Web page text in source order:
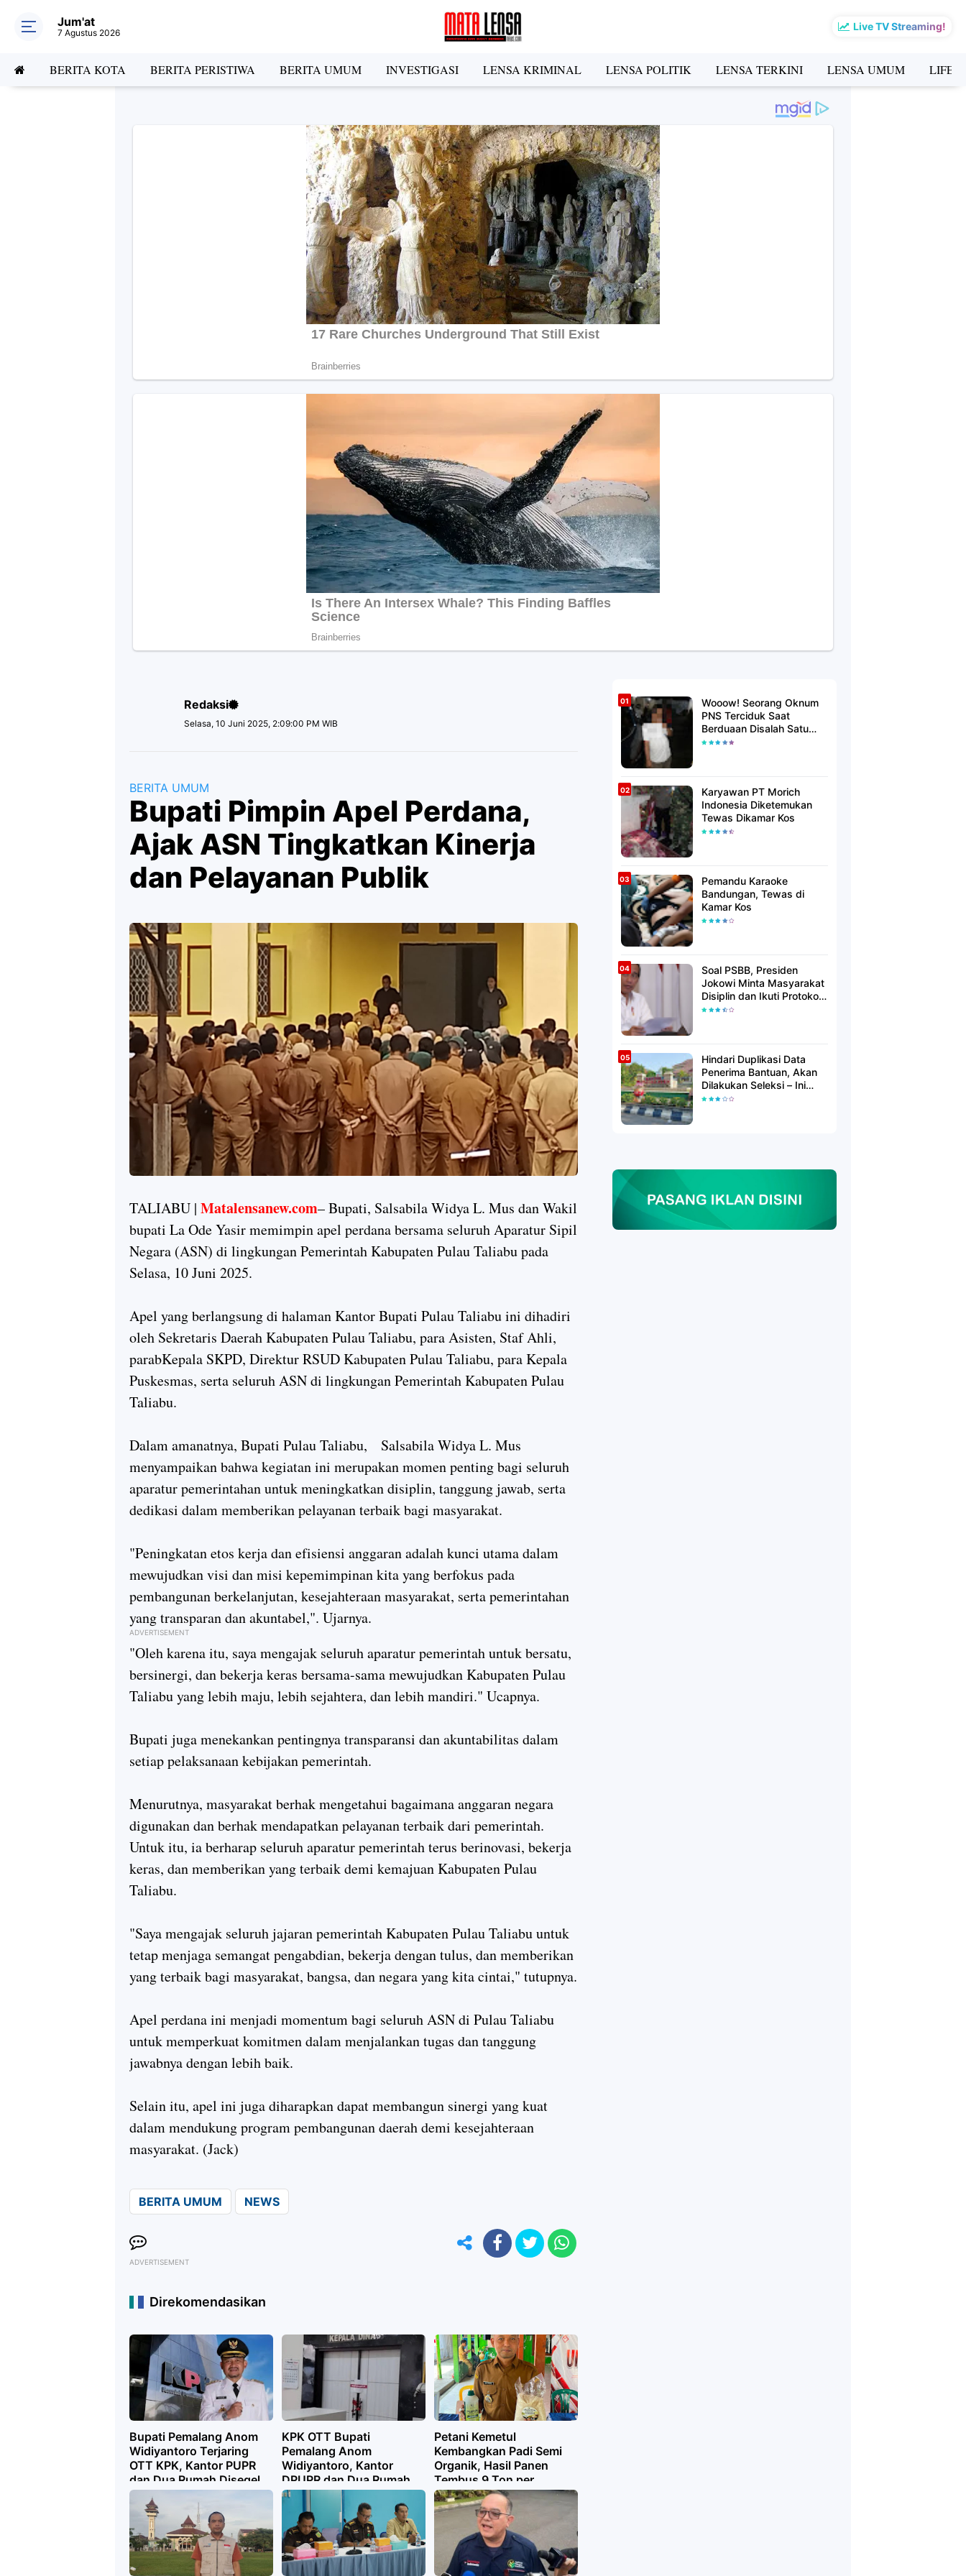
Live TV Streaming!
Jum'at
7 Agustus 2026
BERITA KOTA BERITA PERISTIWA BERITA UMUM INVESTIGASI LENSA KRIMINAL LENSA POLITIK LENSA TERKINI LENSA UMUM
Redaksi
Selasa, 10 Juni 2025, 2:09:00 PM WIB
BERITA UMUM
Bupati Pimpin Apel Perdana,
Ajak ASN Tingkatkan Kinerja
dan Pelayanan Publik
TALIABU | Matalensanew.com– Bupati, Salsabila Widya L. Mus dan Wakil
bupati La Ode Yasir memimpin apel perdana bersama seluruh Aparatur Sipil
Negara (ASN) di lingkungan Pemerintah Kabupaten Pulau Taliabu pada
Selasa, 10 Juni 2025.
Apel yang berlangsung di halaman Kantor Bupati Pulau Taliabu ini dihadiri
oleh Sekretaris Daerah Kabupaten Pulau Taliabu, para Asisten, Staf Ahli,
parabKepala SKPD, Direktur RSUD Kabupaten Pulau Taliabu, para Kepala
Puskesmas, serta seluruh ASN di lingkungan Pemerintah Kabupaten Pulau
Taliabu.
Dalam amanatnya, Bupati Pulau Taliabu, Salsabila Widya L. Mus
menyampaikan bahwa kegiatan ini merupakan momen penting bagi seluruh
aparatur pemerintahan untuk meningkatkan disiplin, tanggung jawab, serta
dedikasi dalam memberikan pelayanan terbaik bagi masyarakat.
"Peningkatan etos kerja dan efisiensi anggaran adalah kunci utama dalam
mewujudkan visi dan misi kepemimpinan kita yang berfokus pada
pembangunan berkelanjutan, kesejahteraan masyarakat, serta pemerintahan
yang transparan dan akuntabel,". Ujarnya.
ADVERTISEMENT
"Oleh karena itu, saya mengajak seluruh aparatur pemerintah untuk bersatu,
bersinergi, dan bekerja keras bersama-sama mewujudkan Kabupaten Pulau
Taliabu yang lebih maju, lebih sejahtera, dan lebih mandiri." Ucapnya.
Bupati juga menekankan pentingnya transparansi dan akuntabilitas dalam
setiap pelaksanaan kebijakan pemerintah.
Menurutnya, masyarakat berhak mengetahui bagaimana anggaran negara
digunakan dan berhak mendapatkan pelayanan terbaik dari pemerintah.
Untuk itu, ia berharap seluruh aparatur pemerintah terus berinovasi, bekerja
keras, dan memberikan yang terbaik demi kemajuan Kabupaten Pulau
Taliabu.
"Saya mengajak seluruh jajaran pemerintah Kabupaten Pulau Taliabu untuk
tetap menjaga semangat pengabdian, bekerja dengan tulus, dan memberikan
yang terbaik bagi masyarakat, bangsa, dan negara yang kita cintai," tutupnya.
Apel perdana ini menjadi momentum bagi seluruh ASN di Pulau Taliabu
untuk memperkuat komitmen dalam menjalankan tugas dan tanggung
jawabnya dengan lebih baik.
Selain itu, apel ini juga diharapkan dapat membangun sinergi yang kuat
dalam mendukung program pembangunan daerah demi kesejahteraan
masyarakat. (Jack)
BERITA UMUM NEWS
ADVERTISEMENT
Direkomendasikan
Bupati Pemalang Anom
Widiyantoro Terjaring
OTT KPK, Kantor PUPR
dan Dua Rumah Disegel
KPK OTT Bupati
Pemalang Anom
Widiyantoro, Kantor
DPUPR dan Dua Rumah
Ikut Disegel
Petani Kemetul
Kembangkan Padi Semi
Organik, Hasil Panen
Tembus 9 Ton per
Hektare dan Bidik Pasar
Beras Sehat
Wooow! Seorang Oknum
PNS Terciduk Saat
Berduaan Disalah Satu
Kamar Hotel Salatiga
Karyawan PT Morich
Indonesia Diketemukan
Tewas Dikamar Kos
Pemandu Karaoke
Bandungan, Tewas di
Kamar Kos
Soal PSBB, Presiden
Jokowi Minta Masyarakat
Disiplin dan Ikuti Protokol
Kesehatan
Hindari Duplikasi Data
Penerima Bantuan, Akan
Dilakukan Seleksi – Ini
Penjelasanya